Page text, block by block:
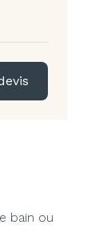
bain ou